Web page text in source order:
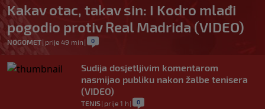
Kakav otac, takav sin: I Kodro mlađi
pogodio protiv Real Madrida (VIDEO)
NOGOMET| prije 49 min | 0
Sudija dosjetljivim komentarom
nasmijao publiku nakon žalbe tenisera
(VIDEO)
TENIS| prije 1 h | 0